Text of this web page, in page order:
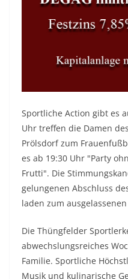
Sportliche Action gibt es
Uhr treffen die Damen
Prölsdorf zum
es ab 19:30 Uhr "Party
Frutti". Die
gelungenen Abschluss
laden zum
Die Thüngfelder
abwechslungsreiches
Familie. Sportliche
Musik und kulinarische